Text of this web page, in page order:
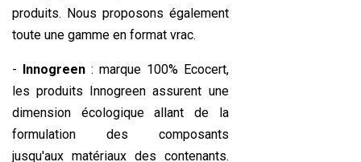
produits. Nous proposons également
toute une gamme en format vrac.
- Innogreen: marque 100% Ecocert,
les produits Innogreen assurent une
dimension écologique allant de la
formulation des composants
jusqu'aux matériaux des contenants.